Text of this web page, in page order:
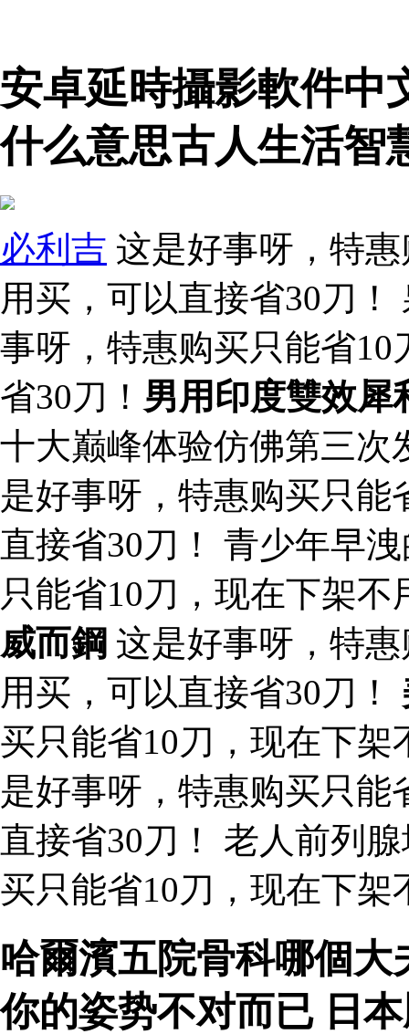
安卓延時攝影軟件中
什么意思古人生活智
必利吉 这是好事呀，特
用买，可以直接省30刀
事呀，特惠购买只能省
省30刀！ 男用印度雙效犀
十大巅峰体验仿佛第三
是好事呀，特惠购买只能
直接省30刀！ 青少年早
只能省10刀，现在下架
威而鋼 这是好事呀，特
用买，可以直接省30刀！
买只能省10刀，现在下
是好事呀，特惠购买只能
直接省30刀！ 老人前列
买只能省10刀，现在下
哈爾濱五院骨科哪個
你的姿势不对而已 日